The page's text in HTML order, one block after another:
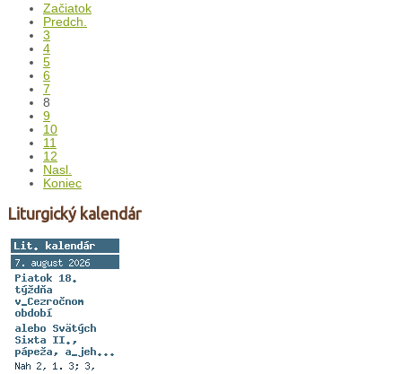
Začiatok
Predch.
3
4
5
6
7
8
9
10
11
12
Nasl.
Koniec
Liturgický kalendár